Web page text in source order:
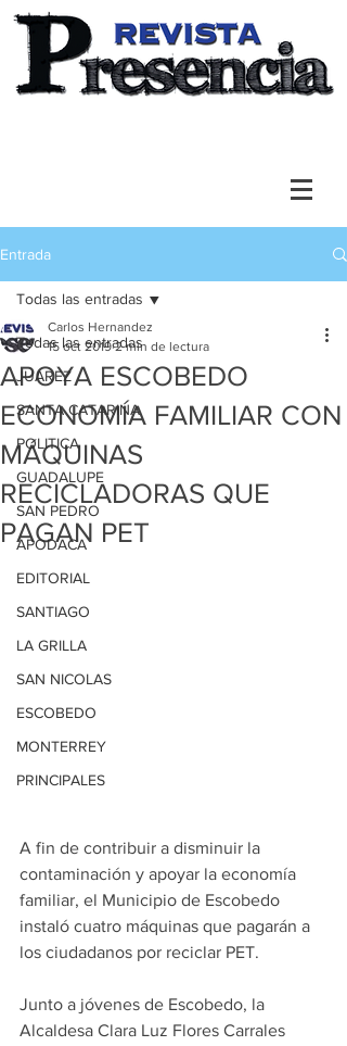
Entrada
Todas las entradas
JUAREZ
SANTA CATARINA
POLITICA
GUADALUPE
SAN PEDRO
APODACA
EDITORIAL
SANTIAGO
LA GRILLA
SAN NICOLAS
ESCOBEDO
MONTERREY
PRINCIPALES
Todas las entradas
APOYA ESCOBEDO
ECONOMÍA FAMILIAR CON
MÁQUINAS
RECICLADORAS QUE
PAGAN PET
Carlos Hernandez
15 oct 2019 2 min de lectura
A fin de contribuir a disminuir la
contaminación y apoyar la economía
familiar, el Municipio de Escobedo
instaló cuatro máquinas que pagarán a
los ciudadanos por reciclar PET.
Junto a jóvenes de Escobedo, la
Alcaldesa Clara Luz Flores Carrales